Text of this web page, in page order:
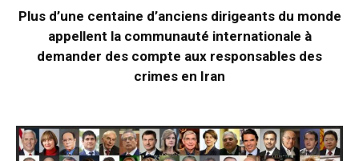
Plus d’une centaine d’anciens dirigeants du monde
appellent la communauté internationale à
demander des compte aux responsables des
crimes en Iran